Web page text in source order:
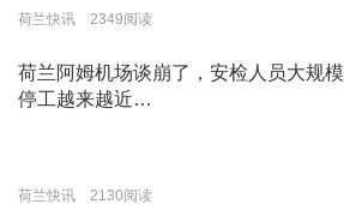
荷兰快讯 2349阅读
荷兰阿姆机场谈崩了，安检人员大规模
停工越来越近…
荷兰快讯 2130阅读